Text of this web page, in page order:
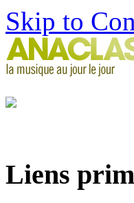
Skip to
Liens